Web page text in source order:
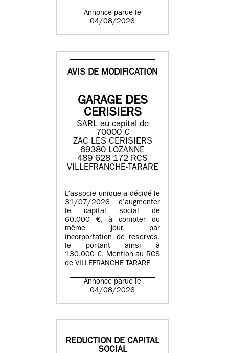
Annonce parue le
04/08/2026
AVIS DE MODIFICATION
GARAGE DES
CERISIERS
SARL au capital de
70000 €
ZAC LES CERISIERS
69380 LOZANNE
489 628 172 RCS
VILLEFRANCHE-TARARE
L’associé unique a décidé le
31/07/2026 d’augmenter
le capital social de
60.000 €, à compter du
même jour, par
incorportation de réserves,
le portant ainsi à
130.000 €. Mention au RCS
de VILLEFRANCHE TARARE
Annonce parue le
04/08/2026
REDUCTION DE CAPITAL
SOCIAL